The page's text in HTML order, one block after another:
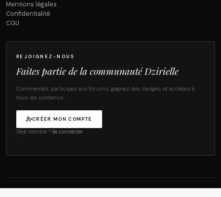
Mentions légales
Confidentialité
CGU
REJOIGNEZ-NOUS
Faites partie de la communauté Dzirielle
Commentez, participez aux forums, gagnez des badges et accédez à
tous les contenus.
CRÉER MON COMPTE
Déjà membre ? Se connecter